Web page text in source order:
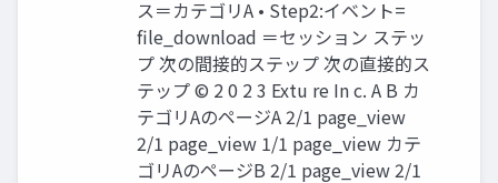
ス＝カテゴリA • Step2:イベント=
file_download ＝セッション ステッ
プ 次の間接的ステップ 次の直接的ス
テップ © 2 0 2 3 Extu re In c. A B カ
テゴリAのページA 2/1 page_view
2/1 page_view 1/1 page_view カテ
ゴリAのページB 2/1 page_view 2/1